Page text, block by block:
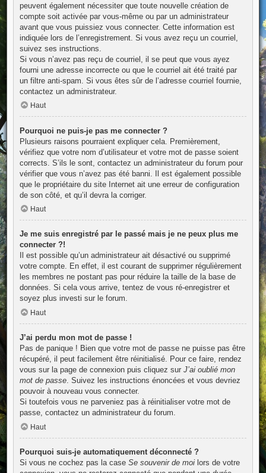
peuvent également nécessiter que toute nouvelle création de
compte soit activée par vous-même ou par un administrateur
avant que vous puissiez vous connecter. Cette information est
indiquée lors de l’enregistrement. Si vous avez reçu un courriel,
suivez ses instructions.
Si vous n’avez pas reçu de courriel, il se peut que vous ayez
fourni une adresse incorrecte ou que le courriel ait été traité par
un filtre anti-spam. Si vous êtes sûr de l’adresse courriel fournie,
contactez un administrateur.
Haut
Pourquoi ne puis-je pas me connecter ?
Plusieurs raisons pourraient expliquer cela. Premièrement,
vérifiez que votre nom d’utilisateur et votre mot de passe soient
corrects. S’ils le sont, contactez un administrateur du forum pour
vérifier que vous n’avez pas été banni. Il est également possible
que le propriétaire du site Internet ait une erreur de configuration
de son côté, et qu’il devra la corriger.
Haut
Je me suis enregistré par le passé mais je ne peux plus me
connecter ?!
Il est possible qu’un administrateur ait désactivé ou supprimé
votre compte. En effet, il est courant de supprimer régulièrement
les membres ne postant pas pour réduire la taille de la base de
données. Si cela vous arrive, tentez de vous ré-enregistrer et
soyez plus investi sur le forum.
Haut
J’ai perdu mon mot de passe !
Pas de panique ! Bien que votre mot de passe ne puisse pas être
récupéré, il peut facilement être réinitialisé. Pour ce faire, rendez
vous sur la page de connexion puis cliquez sur J’ai oublié mon
mot de passe. Suivez les instructions énoncées et vous devriez
pouvoir à nouveau vous connecter.
Si toutefois vous ne parveniez pas à réinitialiser votre mot de
passe, contactez un administrateur du forum.
Haut
Pourquoi suis-je automatiquement déconnecté ?
Si vous ne cochez pas la case Se souvenir de moilors de votre